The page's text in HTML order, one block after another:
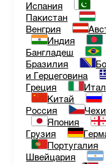
Испания
Пакистан
Венгрия
Индия
Бангладеш
Бразилия
и Герцеговина
Греция
Китай
Россия
Япония
Грузия
Португалия
Швейцария